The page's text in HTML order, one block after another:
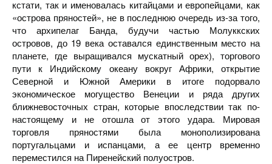
кстати, так и именовалась китайцами и европейцами, как
«острова пряностей», не в последнюю очередь из-за того,
что архипелаг Банда, будучи частью Молуккских
островов, до 19 века оставался единственным место на
планете, где выращивался мускатный орех), торгового
пути к Индийскому океану вокруг Африки, открытие
Северной и Южной Америки в итоге подорвало
экономическое могущество Венеции и ряда других
ближневосточных стран, которые впоследствии так по-
настоящему и не отошла от этого удара. Мировая
торговля пряностями была монополизирована
португальцами и испанцами, а ее центр временно
переместился на Пиренейский полуостров.